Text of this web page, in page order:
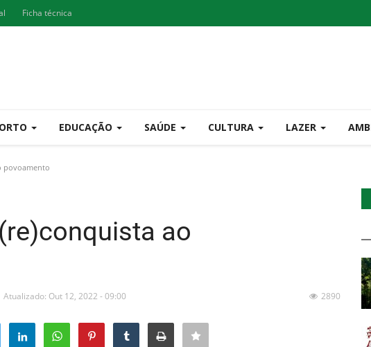
Ficha técnica
EDUCAÇÃO SAÚDE CULTURA LAZER
povoamento
ao
Atualizado: Out 12, 2022 - 09:00 2890